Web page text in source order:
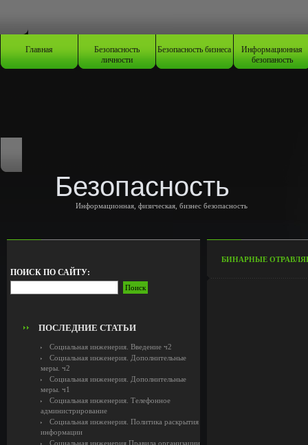
Главная Безопасность
личности
Безопасность бизнеса Информационная
безопаность
Безопасность
Информационная, физическая, бизнес безопасность
ПОИСК ПО САЙТУ:
ПОСЛЕДНИЕ СТАТЬИ
Социальная инженерия. Введение ч2
Социальная инженерия. Дополнительные
меры. ч2
Социальная инженерия. Дополнительные
меры. ч1
Социальная инженерия. Телефонное
администрирование
Социальная инженерия. Политика раскрытия
информации
Социальная инженерия.Правила организации
БИНАРНЫЕ